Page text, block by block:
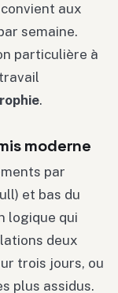
aux
semaine.
particulière à
.
moderne
par
et bas du
logique qui
deux
trois jours, ou
plus assidus.